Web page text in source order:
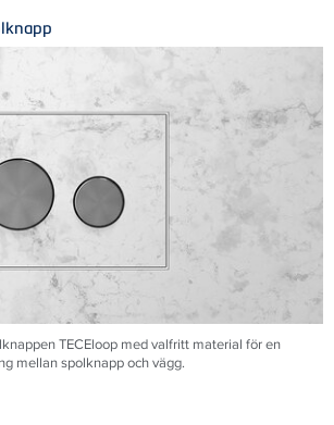
TECEloop med valfritt material för en
mellan spolknapp och vägg.